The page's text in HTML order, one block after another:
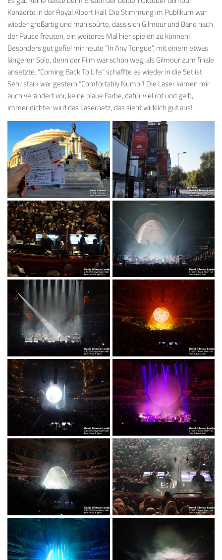
Konzerte in der Royal Albert Hall. Die Stimmung im Publikum war
wieder großartig und man spürte, dass sich Gilmour und Band nach
der Pause freuten, ein weiteres Mal hier spielen zu können!
Besonders gut gefiel mir heute “In Any Tongue”, mit einem etwas
längeren Solo, denn der Film war schon weg, als Gilmour zum finale
ansetzte. “Coming Back To Life” schaffte es wieder in die Setlist.
Sehr stark war gestern “Comfortably Numb”! Die Laser kamen mir
auch verändert vor, keine blaue Farbe, dafür viel rot und gelb,
immer dichter wird das Lasernetz, das sieht wirklich gut aus!